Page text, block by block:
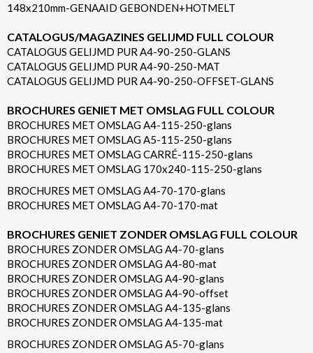
148x210mm-GENAAID GEBONDEN+HOTMELT
CATALOGUS/MAGAZINES GELIJMD FULL COLOUR
CATALOGUS GELIJMD PUR A4-90-250-GLANS
CATALOGUS GELIJMD PUR A4-90-250-MAT
CATALOGUS GELIJMD PUR A4-90-250-OFFSET-GLANS
BROCHURES GENIET MET OMSLAG FULL COLOUR
BROCHURES MET OMSLAG A4-115-250-glans
BROCHURES MET OMSLAG A5-115-250-glans
BROCHURES MET OMSLAG CARRÉ-115-250-glans
BROCHURES MET OMSLAG 170x240-115-250-glans
BROCHURES MET OMSLAG A4-70-170-glans
BROCHURES MET OMSLAG A4-70-170-mat
BROCHURES GENIET ZONDER OMSLAG FULL COLOUR
BROCHURES ZONDER OMSLAG A4-70-glans
BROCHURES ZONDER OMSLAG A4-80-mat
BROCHURES ZONDER OMSLAG A4-90-glans
BROCHURES ZONDER OMSLAG A4-90-offset
BROCHURES ZONDER OMSLAG A4-135-glans
BROCHURES ZONDER OMSLAG A4-135-mat
BROCHURES ZONDER OMSLAG A5-70-glans